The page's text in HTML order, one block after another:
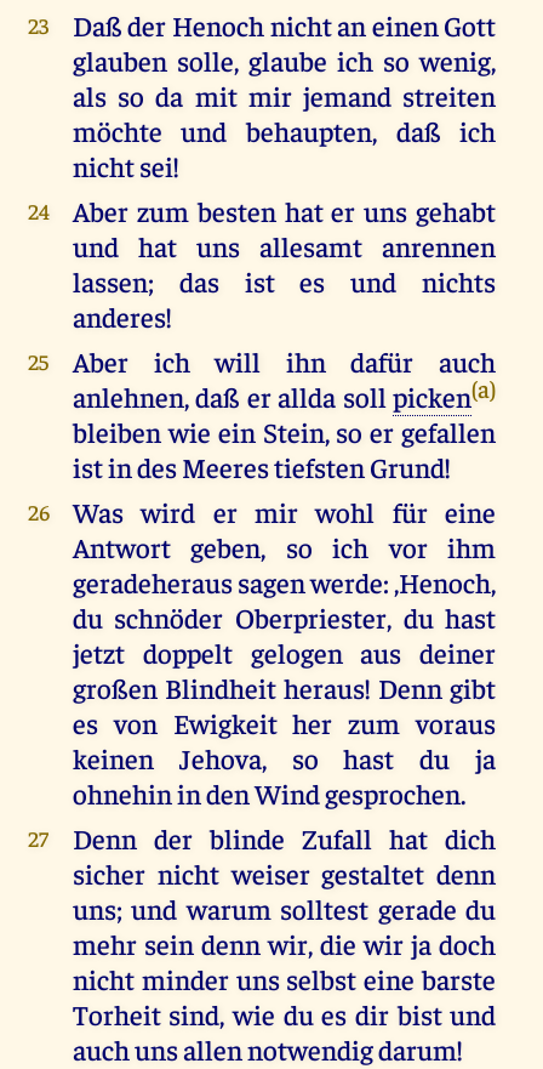
23
Daß der Henoch nicht an einen Gott
glauben solle, glaube ich so wenig,
als so da mit mir jemand streiten
möchte und behaupten, daß ich
nicht sei!
24
Aber zum besten hat er uns gehabt
und hat uns allesamt anrennen
lassen; das ist es und nichts
anderes!
25
Aber ich will ihn dafür auch
anlehnen, daß er allda sollpicken(a)
bleiben wie ein Stein, so er gefallen
ist in des Meeres tiefsten Grund!
26
Was wird er mir wohl für eine
Antwort geben, so ich vor ihm
geradeheraus sagen werde: ,Henoch,
du schnöder Oberpriester, du hast
jetzt doppelt gelogen aus deiner
großen Blindheit heraus! Denn gibt
es von Ewigkeit her zum voraus
keinen Jehova, so hast du ja
ohnehin in den Wind gesprochen.
27
Denn der blinde Zufall hat dich
sicher nicht weiser gestaltet denn
uns; und warum solltest gerade du
mehr sein denn wir, die wir ja doch
nicht minder uns selbst eine barste
Torheit sind, wie du es dir bist und
auch uns allen notwendig darum!